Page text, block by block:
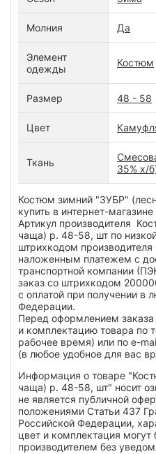
Молния Да
Элемент
одежды
Костюм
Размер 48 - 58
Цвет
Ткань
35% х/
Костюм зимний "ЗУБР"
купить в интернет-
Артикул производителя
чаща) р. 48-58, шт по
штрихкодом
наложенным платежем с
транспортной компании
заказ со штрихкодом
с оплатой при получении в
Федерации.
Перед оформлением заказа
и комплектацию товара по
рабочее время) или по e-
(в любое удобное для вас
Информация о товаре
чаща) р. 48-58, шт" носит
не является публичной
положениями Статьи 437
Российской Федерации,
цвет и комплектация
производителем без